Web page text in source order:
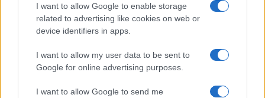
I want to allow Google to enable storage
related to advertising like cookies on web or
device identifiers in apps.
I want to allow my user data to be sent to
Google for online advertising purposes.
I want to allow Google to send me
Reparti aeronavali della Guardia di Finanza: controllo del
territorio e contrasto agli illeciti
Francesca Galli · 8 Ago 2026
FINANZA